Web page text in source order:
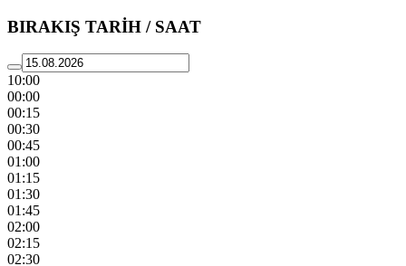
BIRAKIŞ TARİH / SAAT
10:00
00:00
00:15
00:30
00:45
01:00
01:15
01:30
01:45
02:00
02:15
02:30